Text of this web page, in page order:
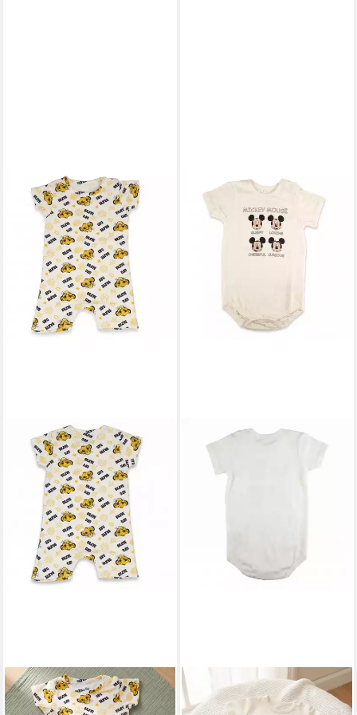
DISNEY
Strampler König der Löwen
Strampler Disney Mickey